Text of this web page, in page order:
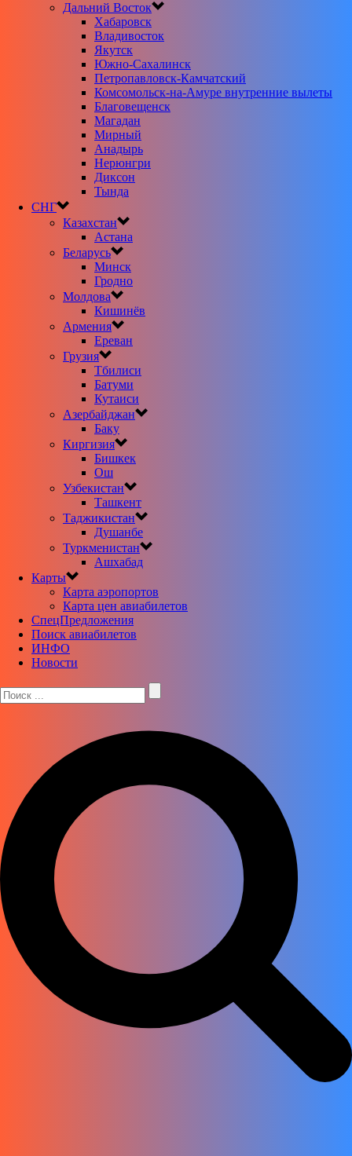
Дальний Восток
Хабаровск
Владивосток
Якутск
Южно-Сахалинск
Петропавловск-Камчатский
Комсомольск-на-Амуре внутренние вылеты
Благовещенск
Магадан
Мирный
Анадырь
Нерюнгри
Диксон
Тында
СНГ
Казахстан
Астана
Беларусь
Минск
Гродно
Молдова
Кишинёв
Армения
Ереван
Грузия
Тбилиси
Батуми
Кутаиси
Азербайджан
Баку
Киргизия
Бишкек
Ош
Узбекистан
Ташкент
Таджикистан
Душанбе
Туркменистан
Ашхабад
Карты
Карта аэропортов
Карта цен авиабилетов
CпецПредложения
Поиск авиабилетов
ИНФО
Новости